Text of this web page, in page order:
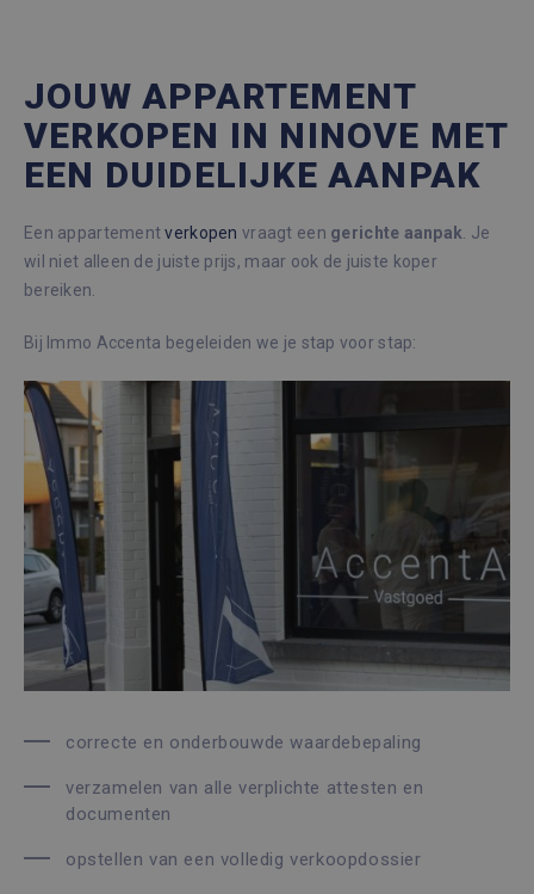
JOUW APPARTEMENT
VERKOPEN IN NINOVE MET
EEN DUIDELIJKE AANPAK
Een appartementverkopen vraagt een gerichte aanpak . Je
wil niet alleen de juiste prijs, maar ook de juiste koper
bereiken.
Bij Immo Accenta begeleiden we je stap voor stap:
correcte en onderbouwde waardebepaling
verzamelen van alle verplichte attesten en
documenten
opstellen van een volledig verkoopdossier